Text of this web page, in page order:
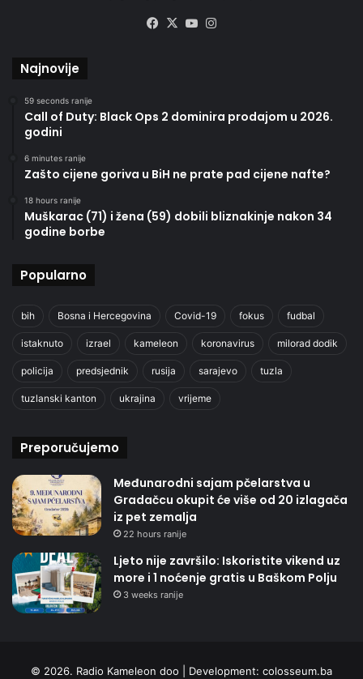
Facebook
X YouTube
Najnovije
59 seconds ranije
Call of Duty: Black Ops 2 dominira prodajom u 2026.
godini
6 minutes ranije
Zašto cijene goriva u BiH ne prate pad cijene nafte?
18 hours ranije
Muškarac (71) i žena (59) dobili bliznakinje nakon 34
godine borbe
Popularno
bih Bosna i Hercegovina Covid-19 fokus fudbal
istaknuto izrael kameleon koronavirus milorad dodik
policija predsjednik rusija sarajevo tuzla
tuzlanski kanton ukrajina vrijeme
Preporučujemo
Međunarodni sajam pčelarstva u
Gradačcu okupit će više od 20 izlagača
iz pet zemalja
22 hours ranije
Ljeto nije završilo: Iskoristite vikend uz
more i 1 noćenje gratis u Baškom Polju
3 weeks ranije
© 2026. Radio Kameleon doo | Development: colosseum.ba